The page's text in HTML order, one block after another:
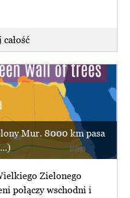
Mur. 8000 km pasa
Zielonego
połączy wschodni i